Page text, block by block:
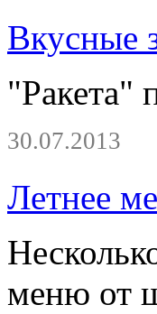
Вкусные
"Ракета"
30.07.2013
Летнее
меню от